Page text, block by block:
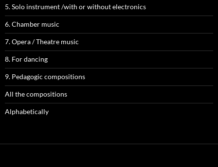
5. Solo instrument /with or without electronics
6. Chamber music
7. Opera / Theatre music
8. For dancing
9. Pedagogic compositions
All the compositions
Alphabetically